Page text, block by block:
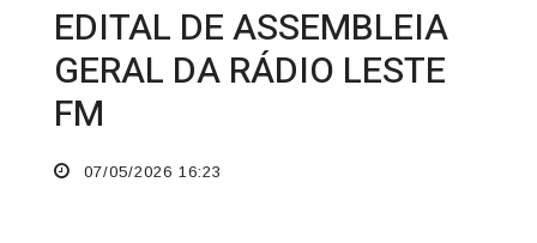
EDITAL DE ASSEMBLEIA
GERAL DA RÁDIO LESTE
FM
07/05/2026 16:23